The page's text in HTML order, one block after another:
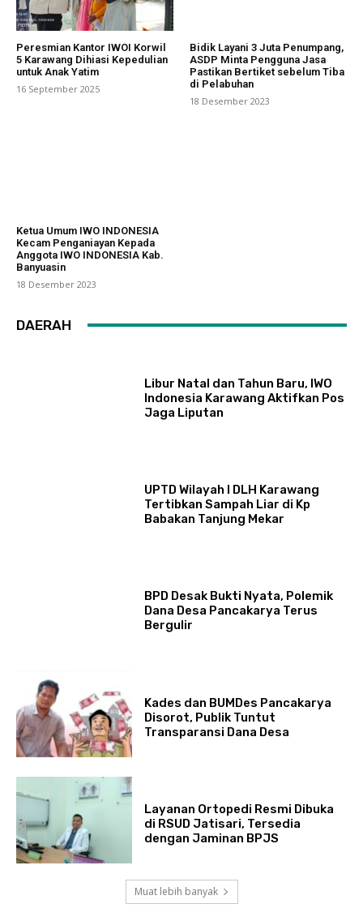
Peresmian Kantor IWOI Korwil
5 Karawang Dihiasi Kepedulian
untuk Anak Yatim
16 September 2025
Bidik Layani 3 Juta Penumpang,
ASDP Minta Pengguna Jasa
Pastikan Bertiket sebelum Tiba
di Pelabuhan
18 Desember 2023
Ketua Umum IWO INDONESIA
Kecam Penganiayan Kepada
Anggota IWO INDONESIA Kab.
Banyuasin
18 Desember 2023
DAERAH
Libur Natal dan Tahun Baru, IWO
Indonesia Karawang Aktifkan Pos
Jaga Liputan
UPTD Wilayah I DLH Karawang
Tertibkan Sampah Liar di Kp
Babakan Tanjung Mekar
BPD Desak Bukti Nyata, Polemik
Dana Desa Pancakarya Terus
Bergulir
Kades dan BUMDes Pancakarya
Disorot, Publik Tuntut
Transparansi Dana Desa
Layanan Ortopedi Resmi Dibuka
di RSUD Jatisari, Tersedia
dengan Jaminan BPJS
Muat lebih banyak